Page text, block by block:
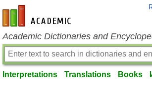
en-academic.com
Academic Dictionaries and
Interpretations Translations Books